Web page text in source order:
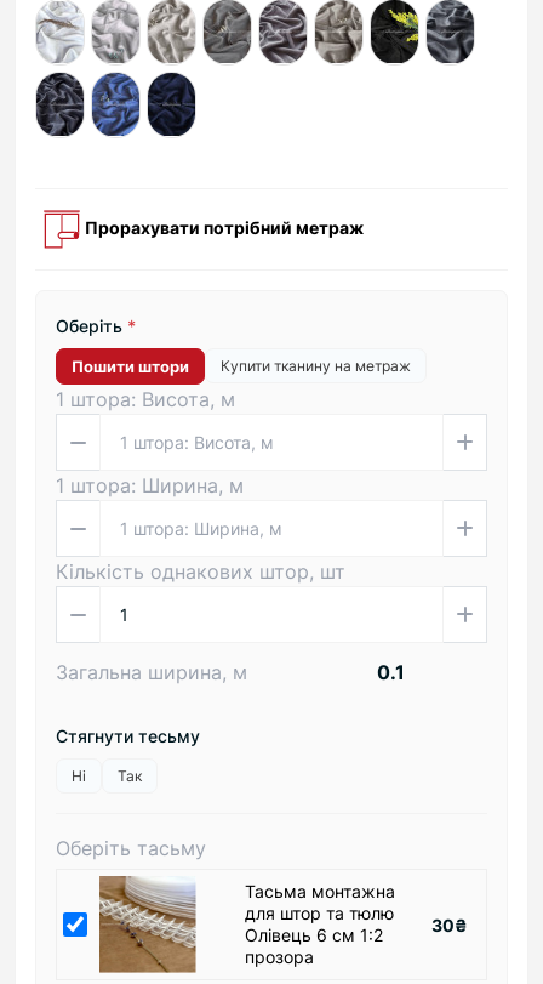
Прорахувати потрібний метраж
Оберіть *
Пошити штори Купити тканину на метраж
1 штора: Висота, м
1 штора: Ширина, м
Кількість однакових штор, шт
Загальна ширина, м
Стягнути тесьму
Ні Так
Оберіть тасьму
Тасьма монтажна
для штор та тюлю
Олівець 6 см 1:2
прозора
30₴